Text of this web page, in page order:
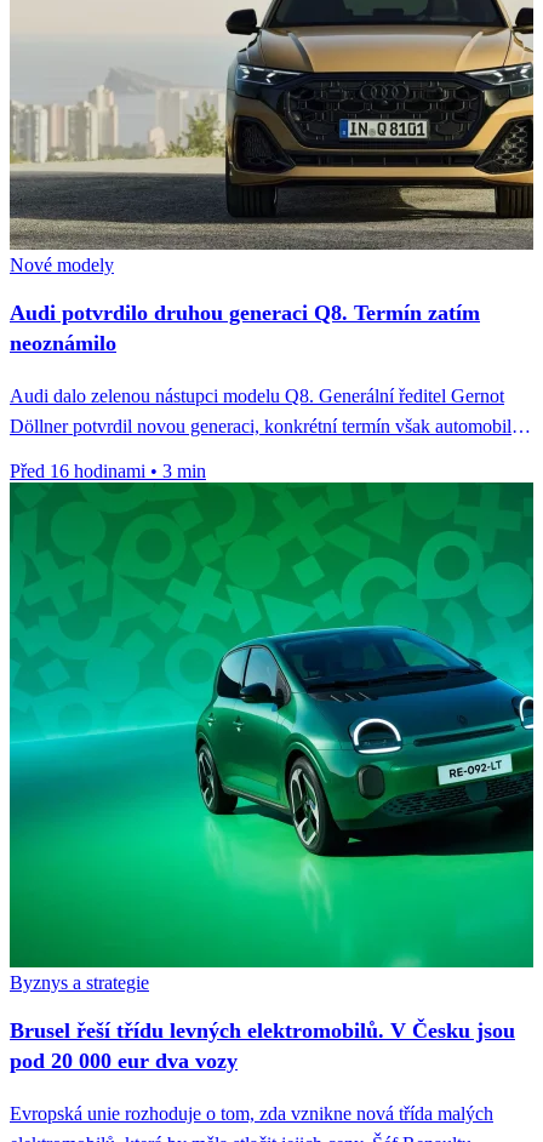
Nové modely
Audi potvrdilo druhou generaci Q8. Termín zatím
neoznámilo
Audi dalo zelenou nástupci modelu Q8. Generální ředitel Gernot
Döllner potvrdil novou generaci, konkrétní termín však automobilka
Před 16 hodinami • 3 min
Byznys a strategie
Brusel řeší třídu levných elektromobilů. V Česku jsou
pod 20 000 eur dva vozy
Evropská unie rozhoduje o tom, zda vznikne nová třída malých